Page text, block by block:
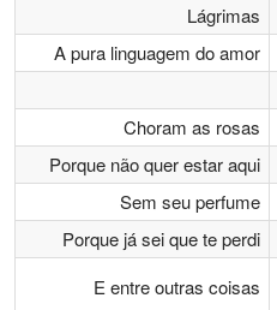
Lágrimas
A pura linguagem do amor
Choram as rosas
Porque não quer estar aqui
Sem seu perfume
Porque já sei que te perdi
E entre outras coisas